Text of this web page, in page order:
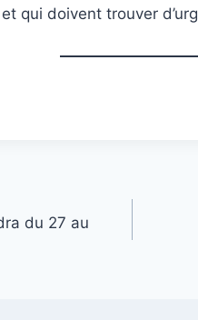
qui doivent trouver
du 27 au